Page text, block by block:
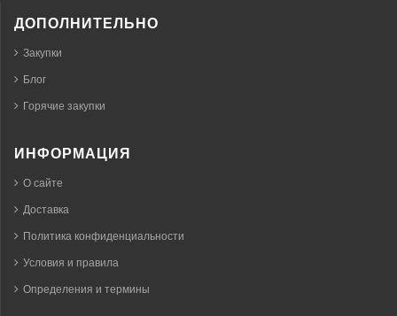
ДОПОЛНИТЕЛЬНО
Закупки
Блог
Горячие закупки
ИНФОРМАЦИЯ
О сайте
Доставка
Политика конфиденциальности
Условия и правила
Определения и термины